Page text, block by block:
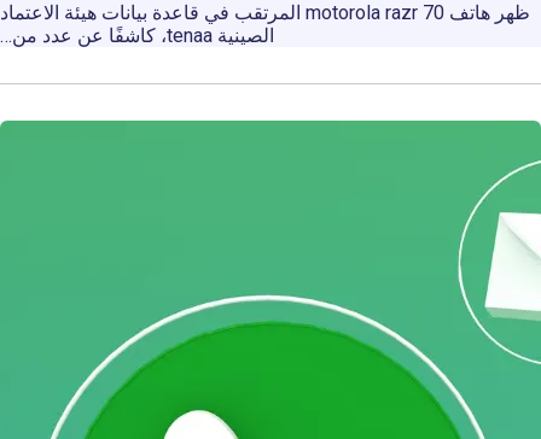
ظهر هاتف motorola razr 70 المرتقب في قاعدة بيانات هيئة الاعتماد
الصينية tenaa، كاشفًا عن عدد من…